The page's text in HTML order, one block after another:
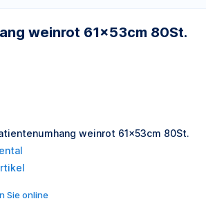
weinrot 61x53cm 80St.
weinrot 61x53cm 80St.
Sie online